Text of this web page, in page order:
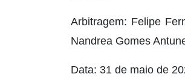
Arbitragem: Felipe
Nandrea Gomes
Data: 31 de maio de